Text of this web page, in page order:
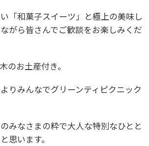
「和菓子スイーツ」と極上の美味し
がら皆さんでご歓談をお楽しみくだ
のお土産付き。
りみんなでグリーンティピクニック
みなさまの粋で大人な特別なひとと
思います。